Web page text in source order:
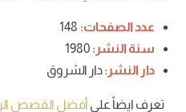
عدد الصفحات: 148
سنة النشر:
دار النشر:دار الشروق
تعرف ايضاً على أفضل القصص